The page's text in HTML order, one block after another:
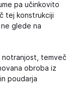
pa učinkovito
tej konstrukciji
glede na
notranjost, temveč
obroba iz
poudarja